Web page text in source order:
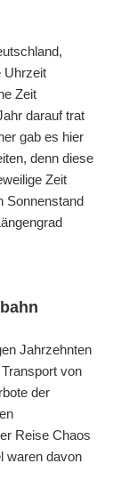
Uhrzeit
Zeit
darauf trat
gab es hier
denn diese
Zeit
Sonnenstand
Jahrzehnten
von
der
Reise Chaos
waren davon